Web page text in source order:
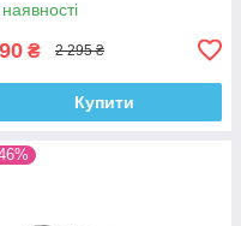
₴ 2 295 ₴
Купити